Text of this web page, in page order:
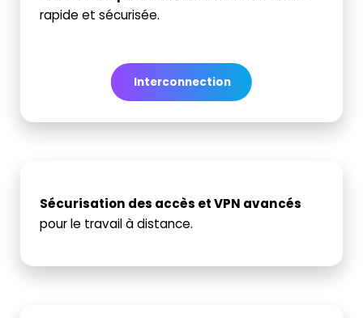
rapide et sécurisée.
Interconnection
Sécurisation des accès et VPN avancés
pour le travail à distance.